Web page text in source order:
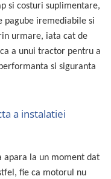
si costuri suplimentare,
pagube iremediabile si
urmare, iata cat de
a unui tractor pentru a
si siguranta
a instalatiei
apara la un moment dat
fie ca motorul nu